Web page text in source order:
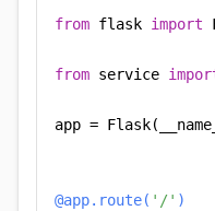
from flask import
from service
app =
@app.route( '/' )